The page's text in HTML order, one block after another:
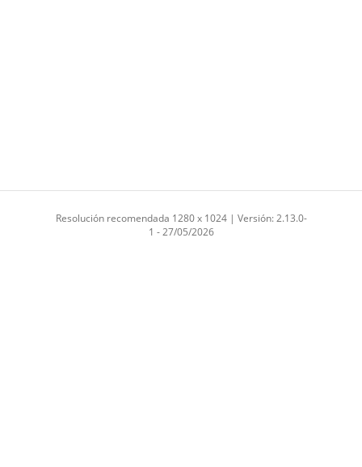
Resolución recomendada 1280 x 1024 | Versión: 2.13.0-
1 - 27/05/2026